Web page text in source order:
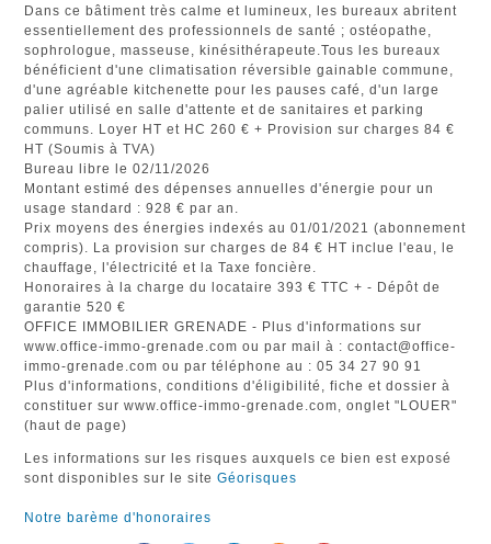
Dans ce bâtiment très calme et lumineux, les bureaux abritent
essentiellement des professionnels de santé ; ostéopathe,
sophrologue, masseuse, kinésithérapeute.Tous les bureaux
bénéficient d'une climatisation réversible gainable commune,
d'une agréable kitchenette pour les pauses café, d'un large
palier utilisé en salle d'attente et de sanitaires et parking
communs. Loyer HT et HC 260 € + Provision sur charges 84 €
HT (Soumis à TVA)
Bureau libre le 02/11/2026
Montant estimé des dépenses annuelles d'énergie pour un
usage standard : 928 € par an.
Prix moyens des énergies indexés au 01/01/2021 (abonnement
compris). La provision sur charges de 84 € HT inclue l'eau, le
chauffage, l'électricité et la Taxe foncière.
Honoraires à la charge du locataire 393 € TTC + - Dépôt de
garantie 520 €
OFFICE IMMOBILIER GRENADE - Plus d'informations sur
www.office-immo-grenade.com ou par mail à : contact@office-
immo-grenade.com ou par téléphone au : 05 34 27 90 91
Plus d'informations, conditions d'éligibilité, fiche et dossier à
constituer sur www.office-immo-grenade.com, onglet "LOUER"
(haut de page)
Les informations sur les risques auxquels ce bien est exposé
sont disponibles sur le siteGéorisques
Notre barème d'honoraires